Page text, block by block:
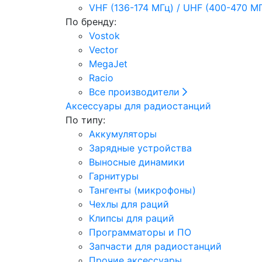
VHF (136-174 МГц) / UHF (400-470
По бренду:
Vostok
Vector
MegaJet
Racio
Все производители
Аксессуары для радиостанций
По типу:
Аккумуляторы
Зарядные устройства
Выносные динамики
Гарнитуры
Тангенты (микрофоны)
Чехлы для раций
Клипсы для раций
Программаторы и ПО
Запчасти для радиостанций